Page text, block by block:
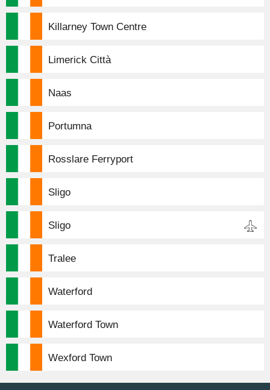
Killarney Town Centre
Limerick Città
Naas
Portumna
Rosslare Ferryport
Sligo
Sligo
Tralee
Waterford
Waterford Town
Wexford Town